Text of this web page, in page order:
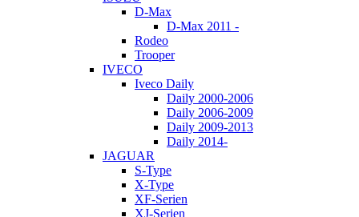
D-Max
D-Max 2011 -
Rodeo
Trooper
IVECO
Iveco Daily
Daily 2000-2006
Daily 2006-2009
Daily 2009-2013
Daily 2014-
JAGUAR
S-Type
X-Type
XF-Serien
XJ-Serien